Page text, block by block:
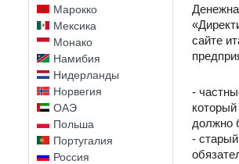
Марокко
Мексика
Монако
Намибия
Нидерланды
Норвегия
ОАЭ
Польша
Португалия
Россия
сайте
-
должно
-